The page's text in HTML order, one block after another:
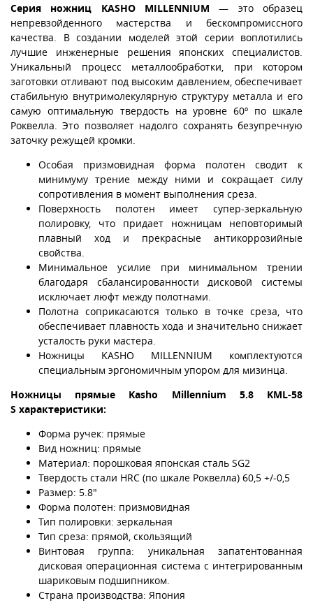
Серия ножниц KASHO MILLENNIUM — это образец
непревзойденного мастерства и бескомпромиссного
качества. В создании моделей этой серии воплотились
лучшие инженерные решения японских специалистов.
Уникальный процесс металлообработки, при котором
заготовки отливают под высоким давлением, обеспечивает
стабильную внутримолекулярную структуру металла и его
самую оптимальную твердость на уровне 60º по шкале
Роквелла. Это позволяет надолго сохранять безупречную
заточку режущей кромки.
Особая призмовидная форма полотен сводит к
минимуму трение между ними и сокращает силу
сопротивления в момент выполнения среза.
Поверхность полотен имеет супер-зеркальную
полировку, что придает ножницам неповторимый
плавный ход и прекрасные антикоррозийные
свойства.
Минимальное усилие при минимальном трении
благодаря сбалансированности дисковой системы
исключает люфт между полотнами.
Полотна соприкасаются только в точке среза, что
обеспечивает плавность хода и значительно снижает
усталость руки мастера.
Ножницы KASHO MILLENNIUM комплектуются
специальным эргономичным упором для мизинца.
Ножницы прямые Kasho Millennium 5.8 KML-58
S характеристики:
Форма ручек: прямые
Вид ножниц: прямые
Материал: порошковая японская сталь SG2
Твердость стали HRC (по шкале Роквелла) 60,5 +/-0,5
Размер: 5.8"
Форма полотен: призмовидная
Тип полировки: зеркальная
Тип среза: прямой, скользящий
Винтовая группа: уникальная запатентованная
дисковая операционная система с интегрированным
шариковым подшипником.
Страна производства: Япония